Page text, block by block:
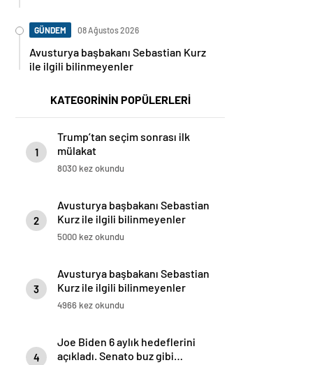
GÜNDEM 08 Ağustos 2026
Avusturya başbakanı Sebastian Kurz
ile ilgili bilinmeyenler
KATEGORİNİN POPÜLERLERİ
1
Trump’tan seçim sonrası ilk
mülakat
8030 kez okundu
2
Avusturya başbakanı Sebastian
Kurz ile ilgili bilinmeyenler
5000 kez okundu
3
Avusturya başbakanı Sebastian
Kurz ile ilgili bilinmeyenler
4966 kez okundu
4
Joe Biden 6 aylık hedeflerini
açıkladı. Senato buz gibi…